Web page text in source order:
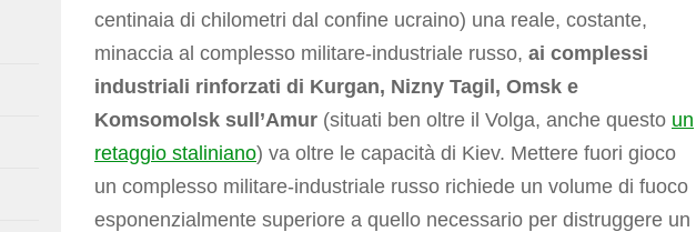
centinaia di chilometri dal confine ucraino) una reale, costante,
minaccia al complesso militare-industriale russo, ai complessi
industriali rinforzati di Kurgan, Nizny Tagil, Omsk e
Komsomolsk sull’Amur (situati ben oltre il Volga, anche questo un
retaggio staliniano) va oltre le capacità di Kiev. Mettere fuori gioco
un complesso militare-industriale russo richiede un volume di fuoco
esponenzialmente superiore a quello necessario per distruggere un